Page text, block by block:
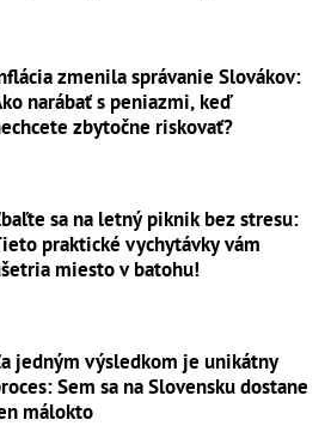
zmenila správanie Slovákov:
narábať s peniazmi, keď
zbytočne riskovať?
sa na letný piknik bez stresu:
praktické vychytávky vám
miesto v batohu!
jedným výsledkom je unikátny
Sem sa na Slovensku dostane
málokto